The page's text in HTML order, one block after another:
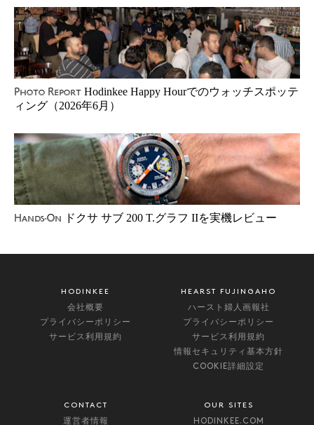
Photo Report Hodinkee Happy Hourでのウォッチスポッテ
ィング（2026年6月）
Hands-On ドクサ サブ 200 T.グラフ IIを実機レビュー
HODINKEE
会社概要
プライバシーポリシー
サービス利用規約
HEARST FUJINGAHO
ハースト婦人画報社
プライバシーポリシー
サービス利用規約
情報セキュリティ基本方針
COOKIE詳細設定
CONTACT
運営者情報
OUR SITES
HODINKEE.COM